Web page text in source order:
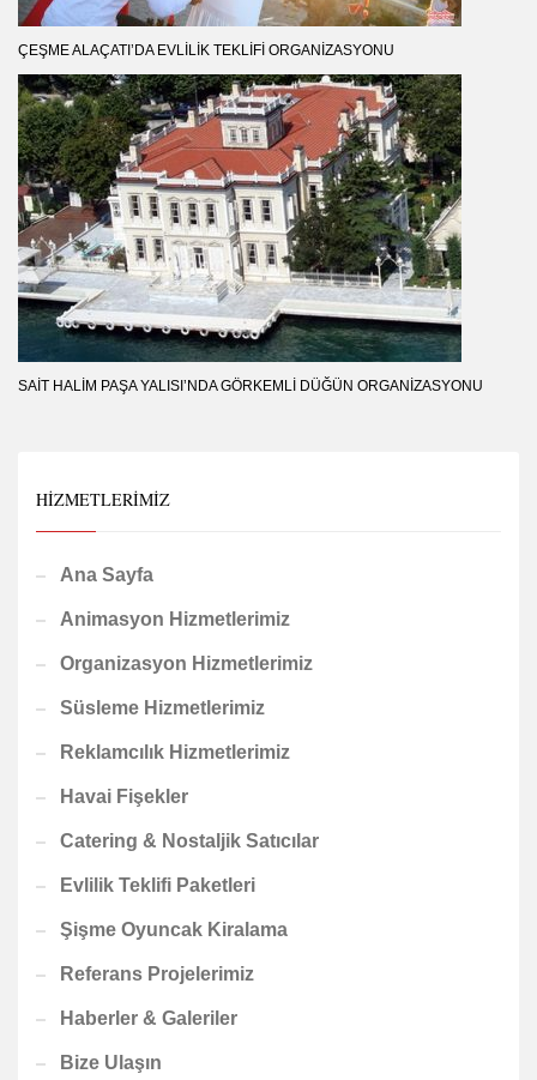
ÇEŞME ALAÇATI’DA EVLILIK TEKLIFI ORGANIZASYONU
SAIT HALIM PAŞA YALISI’NDA GÖRKEMLI DÜĞÜN ORGANIZASYONU
HIZMETLERIMIZ
Ana Sayfa
Animasyon Hizmetlerimiz
Organizasyon Hizmetlerimiz
Süsleme Hizmetlerimiz
Reklamcılık Hizmetlerimiz
Havai Fişekler
Catering & Nostaljik Satıcılar
Evlilik Teklifi Paketleri
Şişme Oyuncak Kiralama
Referans Projelerimiz
Haberler & Galeriler
Bize Ulaşın